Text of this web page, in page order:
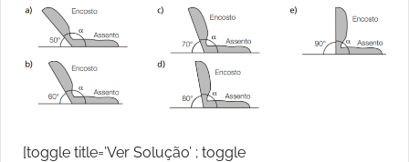
[toggle title=’Ver Solução’ ; toggle